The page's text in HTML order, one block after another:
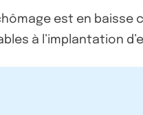
est en
à l’implantation